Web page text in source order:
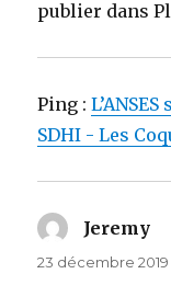
publier dans
Ping :
SDHI - Les
Jeremy
23 décembre 2019